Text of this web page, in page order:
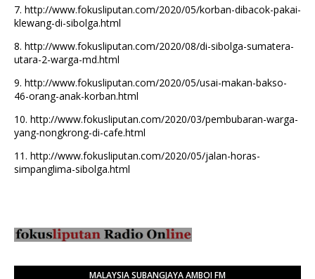
7. http://www.fokusliputan.com/2020/05/korban-dibacok-pakai-
klewang-di-sibolga.html
8. http://www.fokusliputan.com/2020/08/di-sibolga-sumatera-
utara-2-warga-md.html
9. http://www.fokusliputan.com/2020/05/usai-makan-bakso-
46-orang-anak-korban.html
10. http://www.fokusliputan.com/2020/03/pembubaran-warga-
yang-nongkrong-di-cafe.html
11. http://www.fokusliputan.com/2020/05/jalan-horas-
simpanglima-sibolga.html
MALAYSIA SUBANGJAYA AMBOI FM